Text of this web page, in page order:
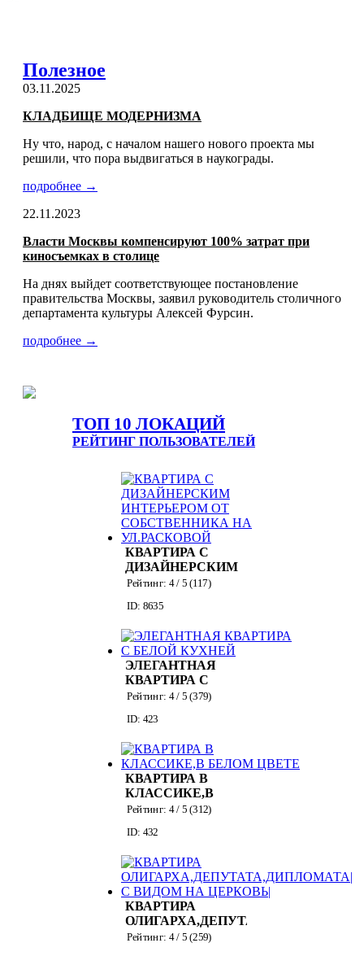
Полезное
03.11.2025
КЛАДБИЩЕ МОДЕРНИЗМА
Ну что, народ, с началом нашего нового проекта мы
решили, что пора выдвигаться в наукограды.
подробнее →
22.11.2023
Власти Москвы компенсируют 100% затрат при
киносъемках в столице
На днях выйдет соответствующее постановление
правительства Москвы, заявил руководитель столичного
департамента культуры Алексей Фурсин.
подробнее →
ТОП 10 ЛОКАЦИЙ
РЕЙТИНГ ПОЛЬЗОВАТЕЛЕЙ
КВАРТИРА С
ДИЗАЙНЕРСКИМ
ИНТЕРЬЕРОМ ОТ
НА УЛ.РАСКОВОЙ
Рейтинг: 4/ 5 (117)
ID: 8635
ЭЛЕГАНТНАЯ
КВАРТИРА С
БЕЛОЙ КУХНЕЙ
Рейтинг: 4/ 5 (379)
ID: 423
КВАРТИРА В
КЛАССИКЕ,В
БЕЛОМ ЦВЕТЕ
Рейтинг: 4/ 5 (312)
ID: 432
КВАРТИРА
С ВИДОМ НА
Рейтинг: 4/ 5 (259)